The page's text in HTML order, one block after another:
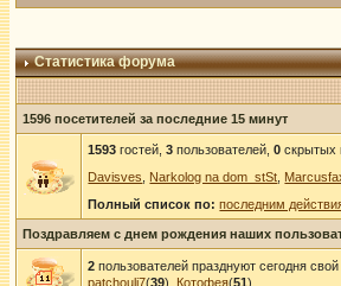
Статистика форума
1596 посетителей за последние 15 минут
1593 гостей,3 пользователей,0 скрытых
Davisves
Narkolog na dom_stSt
Полный список по: последним
Поздравляем с днем рождения наших
2 пользователей празднуют сегодня
patchouli7(39), Котофея(51)